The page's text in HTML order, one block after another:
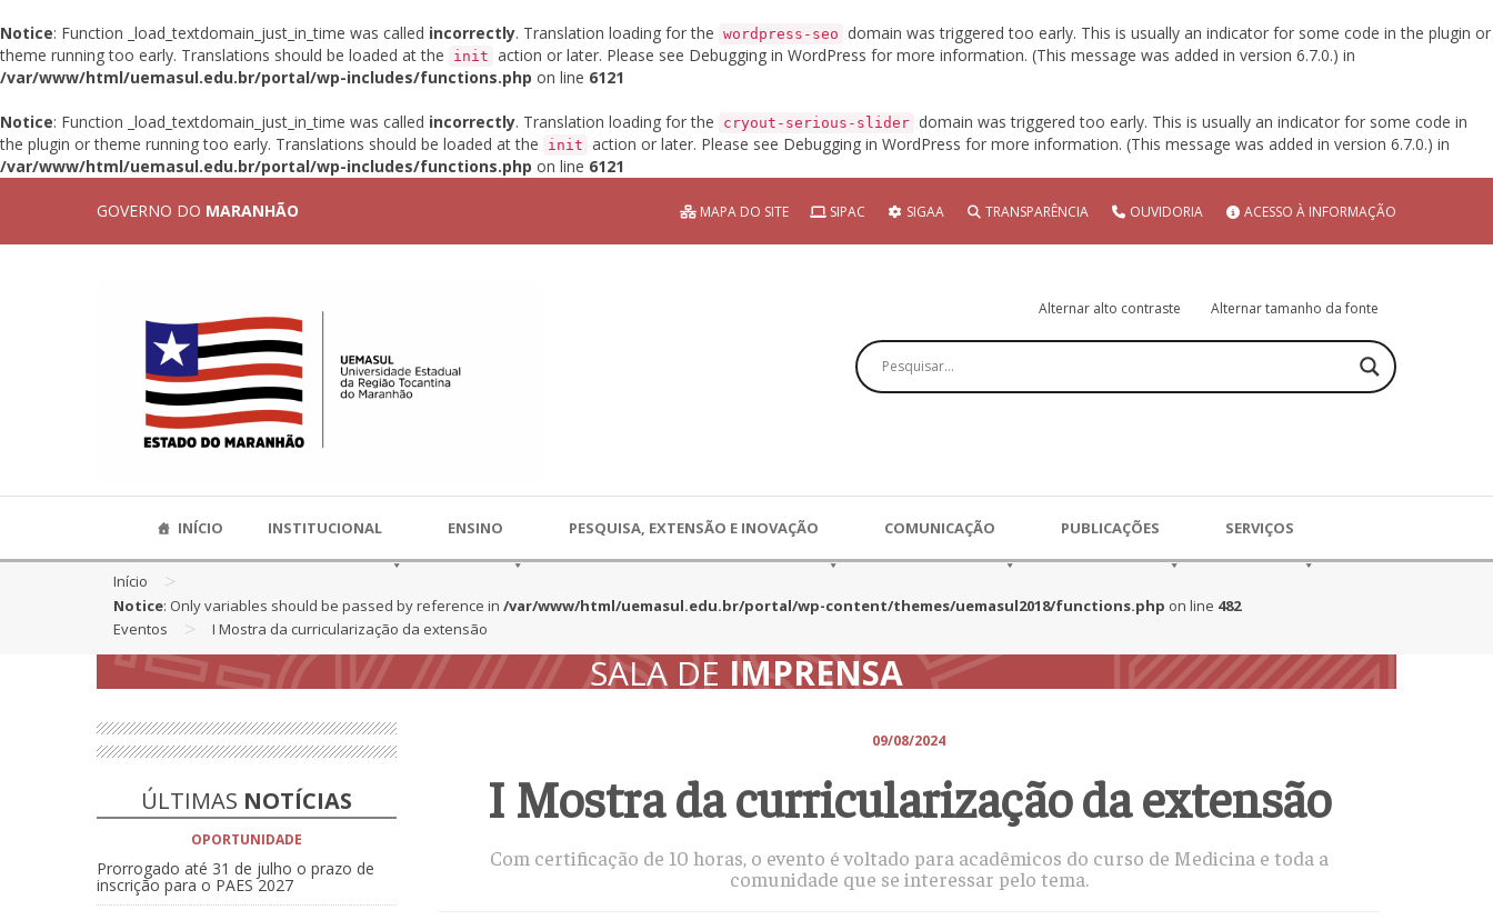
Notice: Function _load_textdomain_just_in_time was called incorrectly. Translation loading for the wordpress-seo
domain was triggered too early. This is usually an indicator for some code in the plugin or
theme running too early. Translations should be loaded at the
init action or later. Please see Debugging in WordPress for more information. (This message was added in version 6.7.0.) in
/var/www/html/uemasul.edu.br/portal/wp-includes/functions.php on line 6121
Notice: Function _load_textdomain_just_in_time was called incorrectly. Translation loading for the cryout-serious-slider domain was triggered too early. This is usually an indicator for some code in
the plugin or theme running too early. Translations should be loaded at the
init action or later. Please see Debugging in WordPress for more information. (This message was added in version 6.7.0.) in
/var/www/html/uemasul.edu.br/portal/wp-includes/functions.php on line 6121
GOVERNO DO MARANHÃO MAPA DO SITE SIPAC SIGAA TRANSPARÊNCIA OUVIDORIA ACESSO À INFORMAÇÃO
Alternar alto contraste Alternar tamanho da fonte
Pesquisar
INÍCIO INSTITUCIONAL ENSINO PESQUISA, EXTENSÃO E INOVAÇÃO COMUNICAÇÃO PUBLICAÇÕES SERVIÇOS
Início >
Notice: Only variables should be passed by reference in /var/www/html/uemasul.edu.br/portal/wp-content/themes/uemasul2018/functions.php on line 482
Eventos
> I Mostra da curricularização da extensão
SALA DE IMPRENSA
ÚLTIMAS NOTÍCIAS
OPORTUNIDADE
Prorrogado até 31 de julho o prazo de
inscrição para o PAES 2027
09/08/2024
I Mostra da curricularização da extensão
Com certificação de 10 horas, o evento é voltado para acadêmicos do curso de Medicina e toda a
comunidade que se interessar pelo tema.